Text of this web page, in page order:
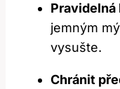
Pravidelná
jemným
vysušte.
Chránit